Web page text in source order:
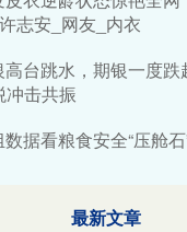
志安_网友_内衣
台跳水，期银一度
冲击共振
据看粮食安全“压舱
最新文章